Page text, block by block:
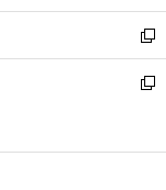
開
く
ウ
で
開
く
ン
ド
ウ
で
ウ
ィ
ン
ド
開
新
し
い
ン
新
ウ